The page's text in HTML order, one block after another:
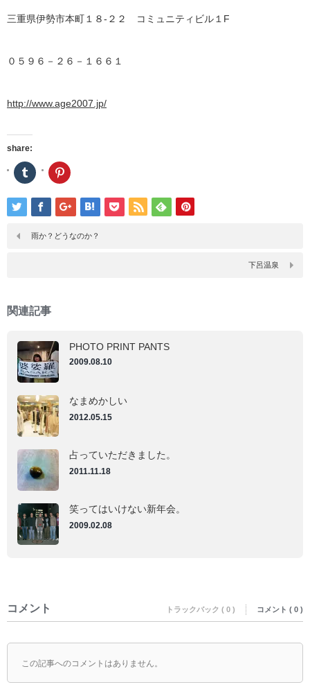
三重県伊勢市本町１８-２２ コミュニティビル１F
０５９６－２６－１６６１
http://www.age2007.jp/
share:
ク
リ
ク
し
て
で
共
ン
ド
開
き
ま
す)
ク
リ
ク
し
て
で
共
開
き
ま
す)
雨か？どうなのか？
下呂温泉
関連記事
PHOTO PRINT PANTS
2009.08.10
なまめかしい
2012.05.15
占っていただきました。
2011.11.18
笑ってはいけない新年会。
2009.02.08
コメント トラックバック ( 0 ) コメント ( 0 )
この記事へのコメントはありません。